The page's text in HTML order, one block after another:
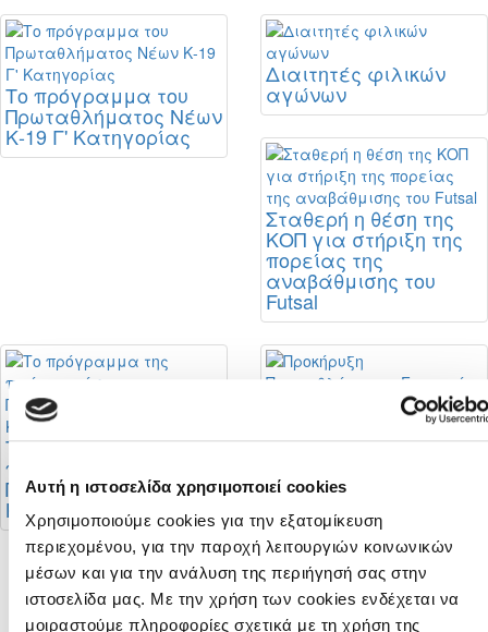
Αυτή η ιστοσελίδα χρησιμοποιεί cookies
Χρησιμοποιούμε cookies για την εξατομίκευση
περιεχομένου, για την παροχή λειτουργιών κοινωνικών
μέσων και για την ανάλυση της περιήγησή σας στην
ιστοσελίδα μας. Με την χρήση των cookies ενδέχεται να
μοιραστούμε πληροφορίες σχετικά με τη χρήση της
Το πρόγραμμα του
Πρωταθλήματος Νέων
Κ-19 Γ' Κατηγορίας
Διαιτητές φιλικών
αγώνων
Σταθερή η θέση της
ΚΟΠ για στήριξη της
πορείας της
αναβάθμισης του
Futsal
Το πρόγραμμα της
πρώτης φάσης του
Πρωταθλήματος Β’
Κατηγορίας
Πρωταθλήματων
Στο στάδιο
«Αλφαμέγα» ο